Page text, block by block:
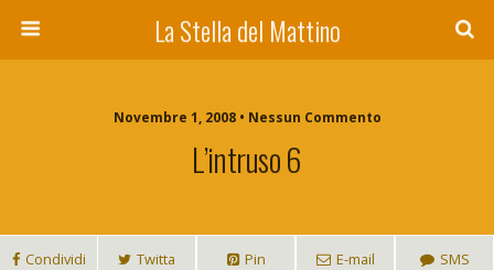
La Stella del Mattino
Novembre 1, 2008 • Nessun Commento
L’intruso 6
Condividi Twitta Pin E-mail SMS